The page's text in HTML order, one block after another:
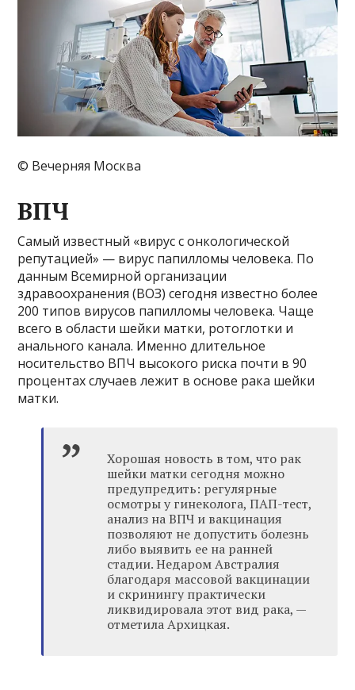
© Вечерняя Москва
ВПЧ
Самый известный «вирус с онкологической
репутацией» — вирус папилломы человека. По
данным Всемирной организации
здравоохранения (ВОЗ) сегодня известно более
200 типов вирусов папилломы человека. Чаще
всего в области шейки матки, ротоглотки и
анального канала. Именно длительное
носительство ВПЧ высокого риска почти в 90
процентах случаев лежит в основе рака шейки
матки.
Хорошая новость в том, что рак
шейки матки сегодня можно
предупредить: регулярные
осмотры у гинеколога, ПАП-тест,
анализ на ВПЧ и вакцинация
позволяют не допустить болезнь
либо выявить ее на ранней
стадии. Недаром Австралия
благодаря массовой вакцинации
и скринингу практически
ликвидировала этот вид рака, —
отметила Архицкая.